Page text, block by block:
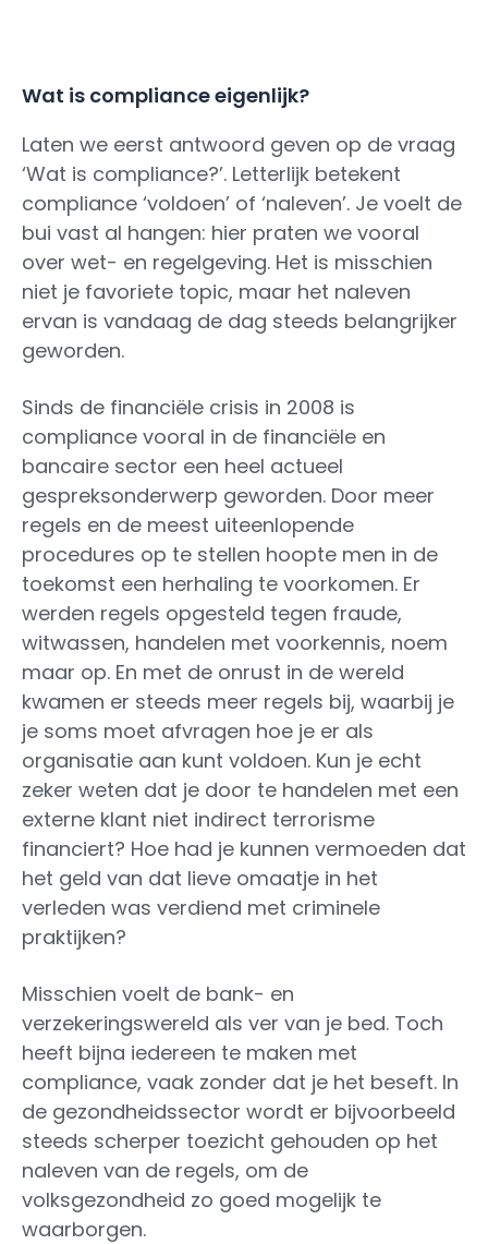
Wat is compliance eigenlijk?
Laten we eerst antwoord geven op de vraag
‘Wat is compliance?’. Letterlijk betekent
compliance ‘voldoen’ of ‘naleven’. Je voelt de
bui vast al hangen: hier praten we vooral
over wet- en regelgeving. Het is misschien
niet je favoriete topic, maar het naleven
ervan is vandaag de dag steeds belangrijker
geworden.
Sinds de financiële crisis in 2008 is
compliance vooral in de financiële en
bancaire sector een heel actueel
gespreksonderwerp geworden. Door meer
regels en de meest uiteenlopende
procedures op te stellen hoopte men in de
toekomst een herhaling te voorkomen. Er
werden regels opgesteld tegen fraude,
witwassen, handelen met voorkennis, noem
maar op. En met de onrust in de wereld
kwamen er steeds meer regels bij, waarbij je
je soms moet afvragen hoe je er als
organisatie aan kunt voldoen. Kun je echt
zeker weten dat je door te handelen met een
externe klant niet indirect terrorisme
financiert? Hoe had je kunnen vermoeden dat
het geld van dat lieve omaatje in het
verleden was verdiend met criminele
praktijken?
Misschien voelt de bank- en
verzekeringswereld als ver van je bed. Toch
heeft bijna iedereen te maken met
compliance, vaak zonder dat je het beseft. In
de gezondheidssector wordt er bijvoorbeeld
steeds scherper toezicht gehouden op het
naleven van de regels, om de
volksgezondheid zo goed mogelijk te
waarborgen.